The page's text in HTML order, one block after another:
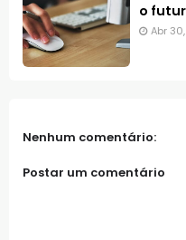
o
Abr
Nenhum comentário:
Postar um comentário